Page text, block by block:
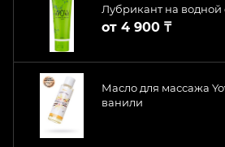
Лубрикант на водной
от 4 900 ₸
Масло для массажа
ванили